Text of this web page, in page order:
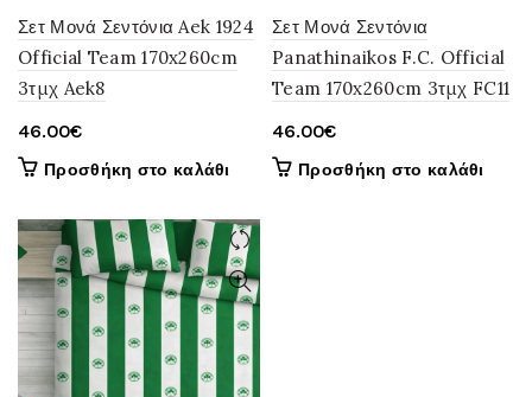
Σετ Μονά Σεντόνια Aek 1924
Official Team 170x260cm
3τμχ Aek8
46.00€
Προσθήκη στο καλάθι
Σετ Μονά Σεντόνια
Panathinaikos F.C. Official
Team 170x260cm 3τμχ FC11
46.00€
Προσθήκη στο καλάθι